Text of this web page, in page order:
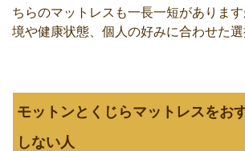
ちらのマットレスも一長一短がありま
境や健康状態、個人の好みに合わせた選
モットンとくじらマットレスをお
しない人